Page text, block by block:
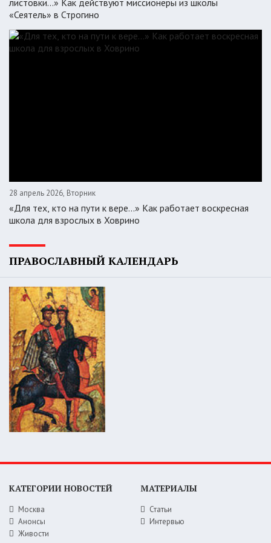
листовки…» Как действуют миссионеры из школы
«Сеятель» в Строгино
28 апрель 2026, Вторник
«Для тех, кто на пути к вере...» Как работает воскресная
школа для взрослых в Ховрино
ПРАВОСЛАВНЫЙ КАЛЕНДАРЬ
КАТЕГОРИИ НОВОСТЕЙ
Москва
Анонсы
Живости
МАТЕРИАЛЫ
Статьи
Интервью